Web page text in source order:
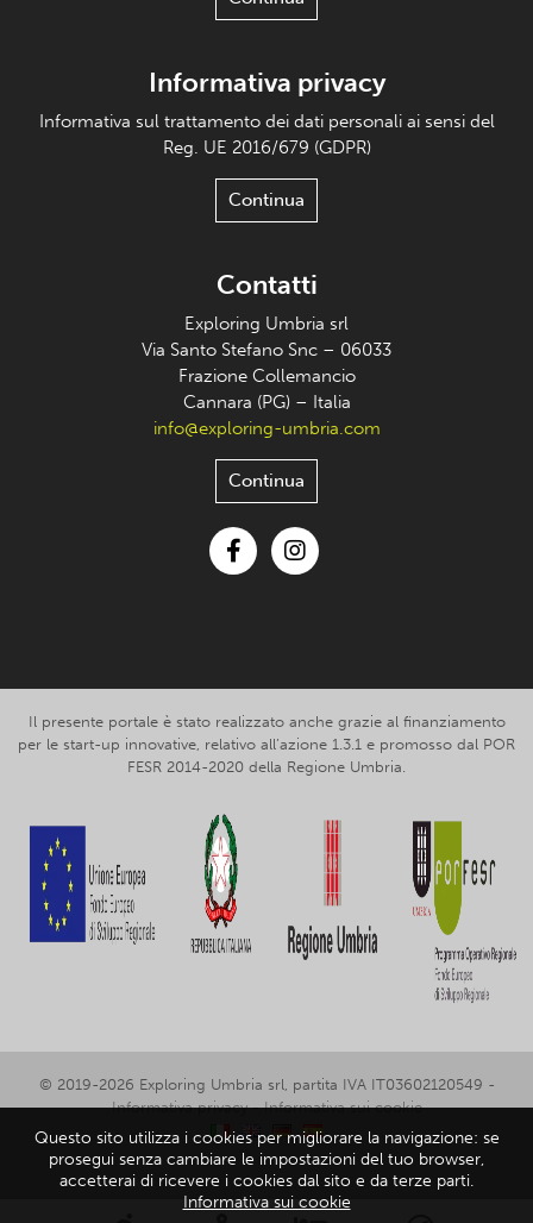
Informativa privacy
Informativa sul trattamento dei dati personali ai sensi del
Reg. UE 2016/679 (GDPR)
Continua
Contatti
Exploring Umbria srl
Via Santo Stefano Snc – 06033
Frazione Collemancio
Cannara (PG) – Italia
info@exploring-umbria.com
Continua
Il presente portale è stato realizzato anche grazie al finanziamento
per le start-up innovative, relativo all’azione 1.3.1 e promosso dal POR
FESR 2014-2020 della Regione Umbria.
© 2019-2026 Exploring Umbria srl, partita IVA IT03602120549 -
Informativa privacy-Informativa sui cookie
Questo sito utilizza i cookies per migliorare la navigazione: se
prosegui senza cambiare le impostazioni del tuo browser,
accetterai di ricevere i cookies dal sito e da terze parti.
Informativa sui cookie